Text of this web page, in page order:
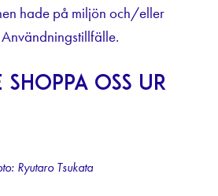
hade på miljön och/eller
shoppa oss ur
Ryutaro Tsukata